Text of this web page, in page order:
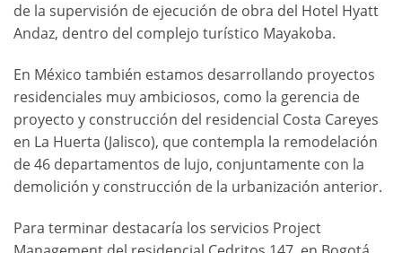
de la supervisión de ejecución de obra del Hotel Hyatt
Andaz, dentro del complejo turístico Mayakoba.
En México también estamos desarrollando proyectos
residenciales muy ambiciosos, como la gerencia de
proyecto y construcción del residencial Costa Careyes
en La Huerta (Jalisco), que contempla la remodelación
de 46 departamentos de lujo, conjuntamente con la
demolición y construcción de la urbanización anterior.
Para terminar destacaría los servicios Project